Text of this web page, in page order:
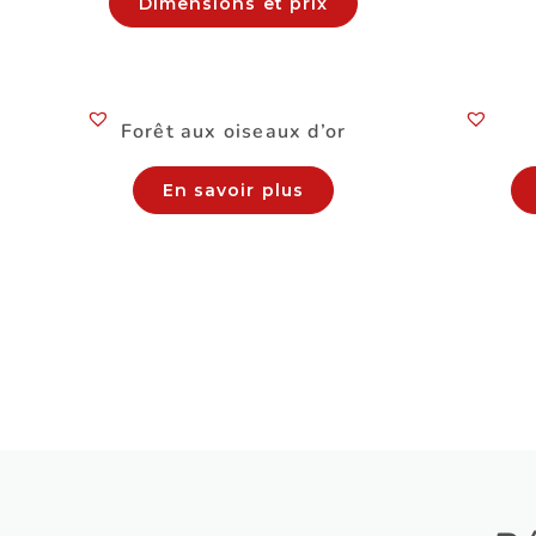
Forêt aux oiseaux d’or
En savoir plus